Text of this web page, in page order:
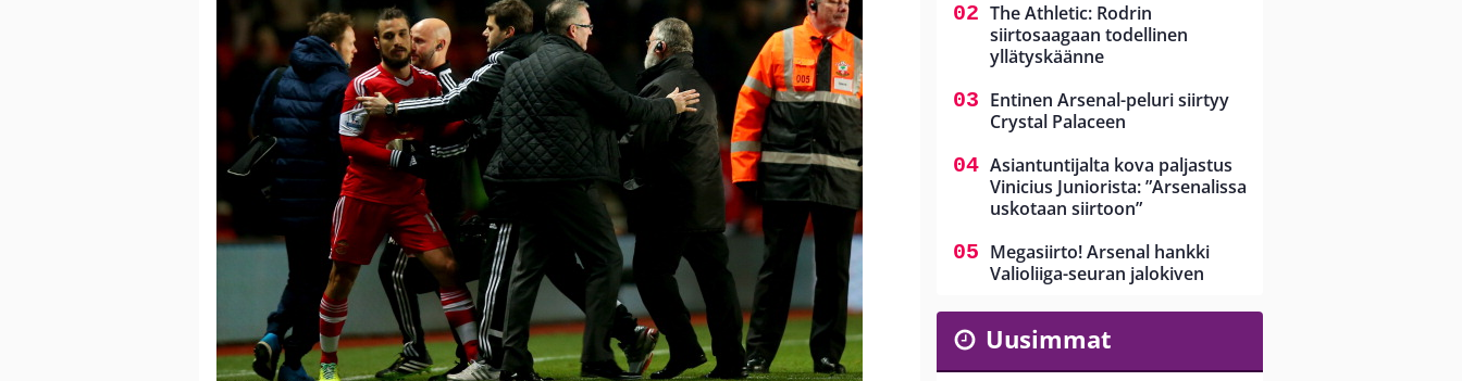
The Athletic: Rodrin
siirtosaagaan todellinen
yllätyskäänne
Entinen Arsenal-peluri siirtyy
Crystal Palaceen
Asiantuntijalta kova paljastus
Vinicius Juniorista: ”Arsenalissa
uskotaan siirtoon”
Megasiirto! Arsenal hankki
Valioliiga-seuran jalokiven
Uusimmat